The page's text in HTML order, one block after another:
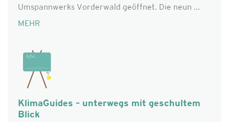
Umspannwerks Vorderwald geöffnet. Die neun ...
MEHR
KlimaGuides – unterwegs mit geschultem
Blick